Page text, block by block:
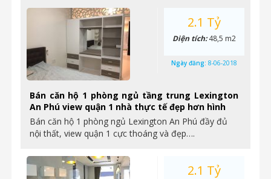
Bán căn hộ 1 phòng ngủ tầng trung Lexington
An Phú view quận 1 nhà thực tế đẹp hơn hình
Bán căn hộ 1 phòng ngủ Lexington An Phú đầy đủ
nội thất, view quận 1 cực thoáng và đẹp….
2.1 Tỷ
Diện tích:48,5 m2
Ngày đăng: 8-06-2018
2.1 Tỷ